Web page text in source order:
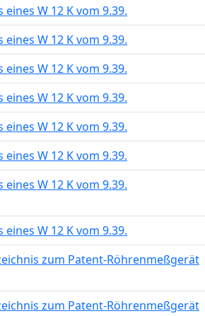
W 12 K vom 9.39.
W 12 K vom 9.39.
W 12 K vom 9.39.
W 12 K vom 9.39.
W 12 K vom 9.39.
W 12 K vom 9.39.
W 12 K vom 9.39.
W 12 K vom 9.39.
zum Patent-Röhrenmeßgerät
zum Patent-Röhrenmeßgerät